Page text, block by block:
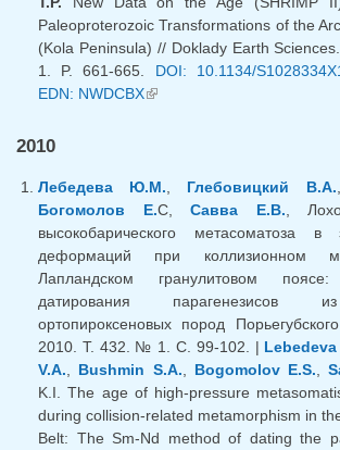
Paleoproterozoic Transformations of the
(Kola Peninsula) // Doklady Earth
1. P. 661-665. DOI: 10.1134/
EDN: NWDCBX(внешняя ссылка)
2010
Лебедева Ю.М. Глебовицкий В.А.
Богомолов Е.С, Савва Е.В. ,
высокобарического метасоматоза в
деформаций при коллизионном
Лапландском гранулитовом
датирования парагенезисов
ортопироксеновых пород
2010. Т. 432. № 1. С. 99-102. | Lebedeva
V.A.
Bushmin S.A. Bogomolov E.S. ,
K.I. The age of high-pressure
during collision-related metamorphism in
Belt: The Sm-Nd method of dating the